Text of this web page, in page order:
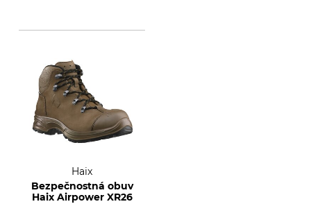
Haix
Bezpečnostná obuv
Haix Airpower XR26